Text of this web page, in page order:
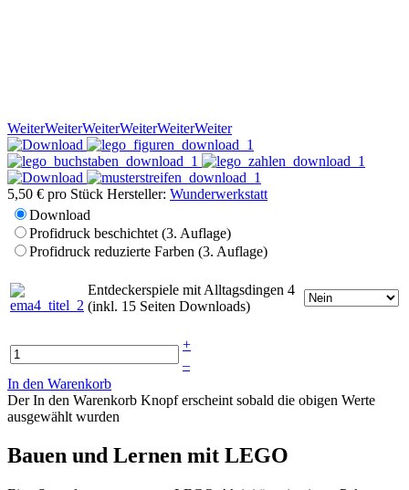
WeiterWeiterWeiterWeiterWeiterWeiter
5,50 € pro Stück Hersteller: Wunderwerkstatt
Download
Profidruck beschichtet (3. Auflage)
Profidruck reduzierte Farben (3. Auflage)
Entdeckerspiele mit Alltagsdingen 4
(inkl. 15 Seiten Downloads)
+
–
In den Warenkorb
Der In den Warenkorb Knopf erscheint sobald die obigen Werte
ausgewählt wurden
Bauen und Lernen mit LEGO